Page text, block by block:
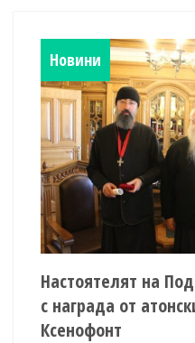
Новини
Настоятелят на
с награда от
Ксенофонт